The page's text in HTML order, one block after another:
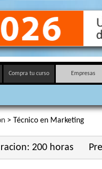
Compra tu curso Empresas
> Técnico en Marketing
200 horas